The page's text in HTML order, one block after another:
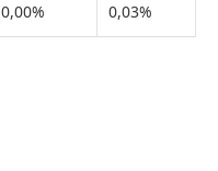
0,00% 0,03%